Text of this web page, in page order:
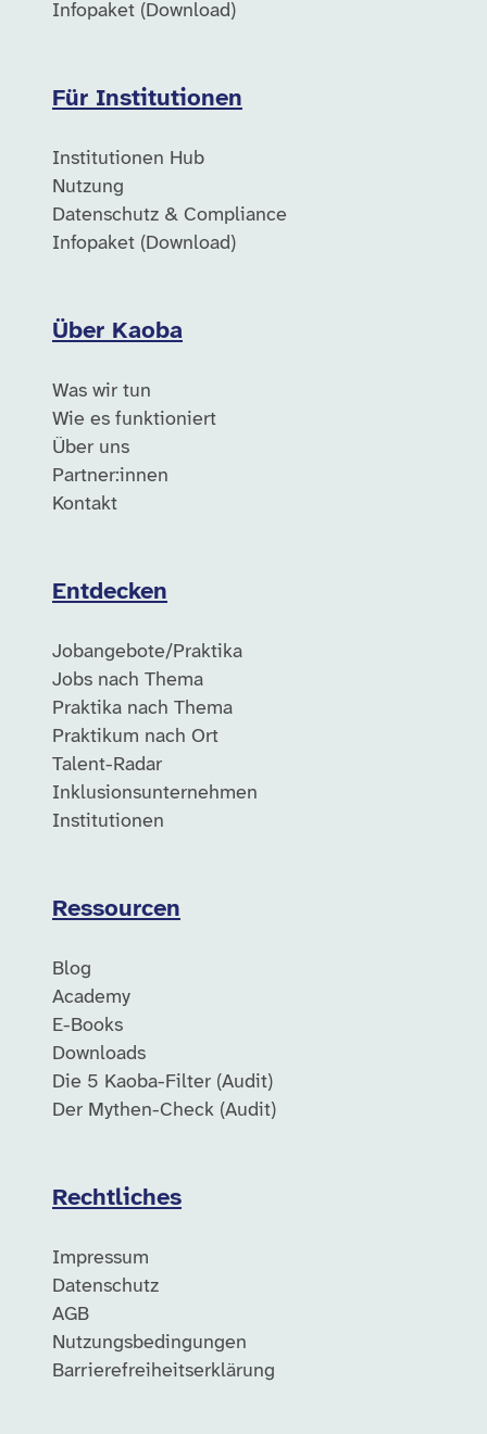
Infopaket (Download)
Für Institutionen
Institutionen Hub
Nutzung
Datenschutz & Compliance
Infopaket (Download)
Über Kaoba
Was wir tun
Wie es funktioniert
Über uns
Partner:innen
Kontakt
Entdecken
Jobangebote/Praktika
Jobs nach Thema
Praktika nach Thema
Praktikum nach Ort
Talent-Radar
Inklusionsunternehmen
Institutionen
Ressourcen
Blog
Academy
E-Books
Downloads
Die 5 Kaoba-Filter (Audit)
Der Mythen-Check (Audit)
Rechtliches
Impressum
Datenschutz
AGB
Nutzungsbedingungen
Barrierefreiheitserklärung